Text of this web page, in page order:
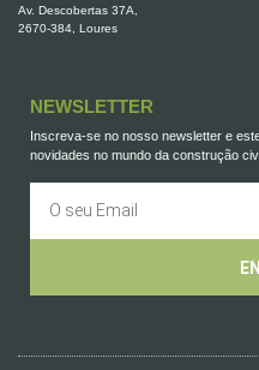
Av. Descobertas 37A,
2670-384, Loures
NEWSLETTER
Inscreva-se no nosso newsletter e
novidades no mundo da construção